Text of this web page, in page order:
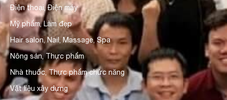
Điện thoại, Điện máy
Mỹ phẩm, Làm đẹp
Hair salon, Nail, Massage, Spa
Nông sản, Thực phẩm
Nhà thuốc, Thực phẩm chức năng
Vật liệu xây dựng